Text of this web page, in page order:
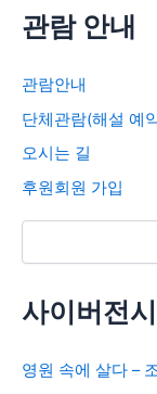
관람 안내
관람안내
단체관람(해설 예
오시는 길
후원회원 가입
검색
사이버전
영원 속에 살다 –